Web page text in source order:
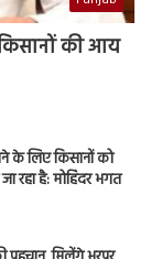
की आय
के लिए किसानों को
रहा है: मोहिंदर भगत